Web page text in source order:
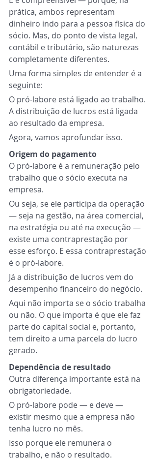
prática, ambos representam
dinheiro indo para a pessoa física do
sócio. Mas, do ponto de vista legal,
contábil e tributário, são naturezas
completamente diferentes.
Uma forma simples de entender é a
seguinte:
O pró-labore está ligado ao trabalho.
A distribuição de lucros está ligada
ao resultado da empresa.
Agora, vamos aprofundar isso.
Origem do pagamento
O pró-labore é a remuneração pelo
trabalho que o sócio executa na
empresa.
Ou seja, se ele participa da operação
— seja na gestão, na área comercial,
na estratégia ou até na execução —
existe uma contraprestação por
esse esforço. E essa contraprestação
é o pró-labore.
Já a distribuição de lucros vem do
desempenho financeiro do negócio.
Aqui não importa se o sócio trabalha
ou não. O que importa é que ele faz
parte do capital social e, portanto,
tem direito a uma parcela do lucro
gerado.
Dependência de resultado
Outra diferença importante está na
obrigatoriedade.
O pró-labore pode — e deve —
existir mesmo que a empresa não
tenha lucro no mês.
Isso porque ele remunera o
trabalho, e não o resultado.